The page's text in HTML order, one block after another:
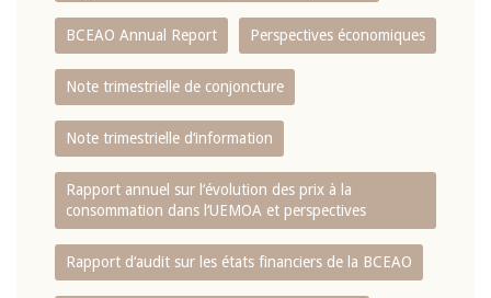
BCEAO Annual Report Perspectives économiques
Note trimestrielle de conjoncture
Note trimestrielle d‘information
Rapport annuel sur l‘évolution des prix à la
consommation dans l‘UEMOA et perspectives
Rapport d‘audit sur les états financiers de la BCEAO